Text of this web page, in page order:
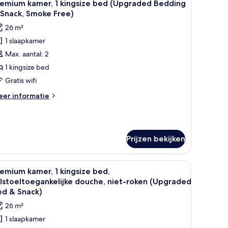
kamer, 1 kingsize bed (Upgraded Bedding
Smoke Free)
26 m²
1 slaapkamer
Max. aantal: 2
1 kingsize bed
Gratis wifi
informatie
Prijzen bekijken
een nachtkastje, een raam met gordijnen en een wandheater.
Een hotelkamer met een bed, nachtkastje,
6
kamer, 1 kingsize bed,
douche, niet-roken (Upgraded
& Snack)
26 m²
1 slaapkamer